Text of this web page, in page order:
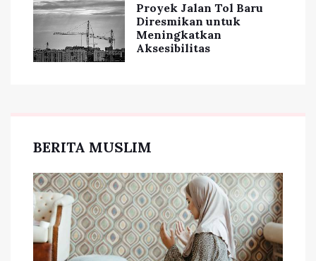
Proyek Jalan Tol Baru
Diresmikan untuk
Meningkatkan
Aksesibilitas
BERITA MUSLIM